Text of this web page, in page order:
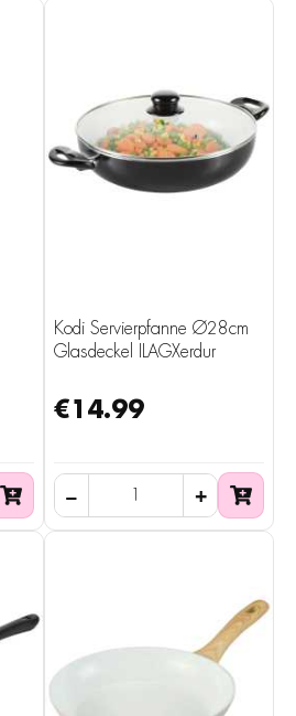
Kodi Servierpfanne Ø28cm
Glasdeckel ILAGXerdur
€14.99